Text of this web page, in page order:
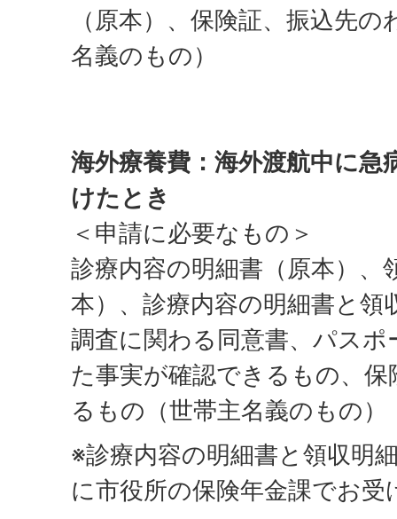
（原本）、保険証、振込先
名義のもの）
海外療養費：海外渡航中に急
けたとき
＜申請に必要なもの＞
診療内容の明細書（原本）、
本）、診療内容の明細書と領
調査に関わる同意書、パス
た事実が確認できるもの、
るもの（世帯主名義のもの）
※診療内容の明細書と領収明
に市役所の保険年金課でお